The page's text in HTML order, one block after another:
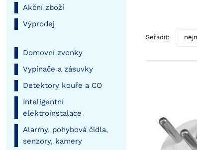
Akční zboží
Výprodej
Domovní zvonky
Vypínače a zásuvky
Detektory kouře a CO
Inteligentní
elektroinstalace
Alarmy, pohybová čidla,
senzory, kamery
Seřadit: